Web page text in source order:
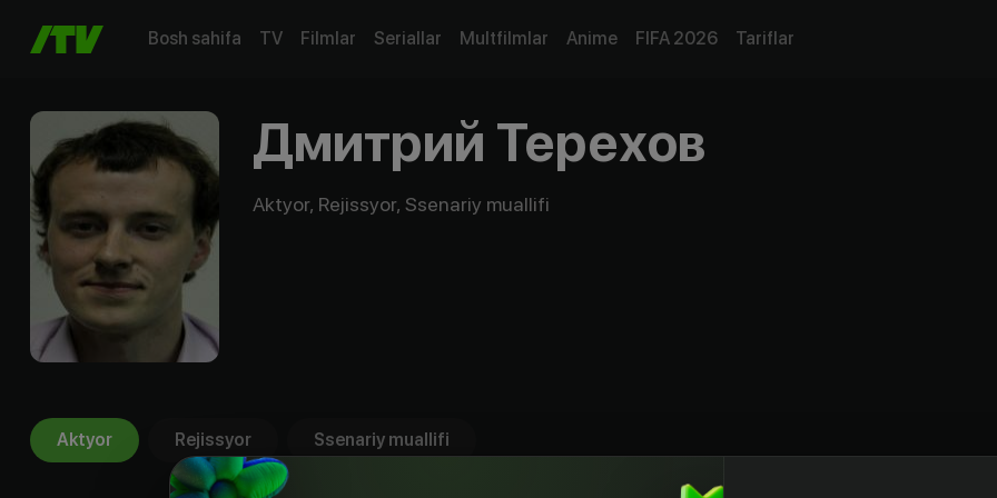
Bosh sahifa TV Filmlar Seriallar Multfilmlar Anime FIFA 2026 Tariflar
Дмитрий Терехов
Aktyor, Rejissyor, Ssenariy muallifi
Aktyor Rejissyor Ssenariy muallifi